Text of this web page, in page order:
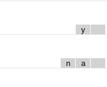
y
n a